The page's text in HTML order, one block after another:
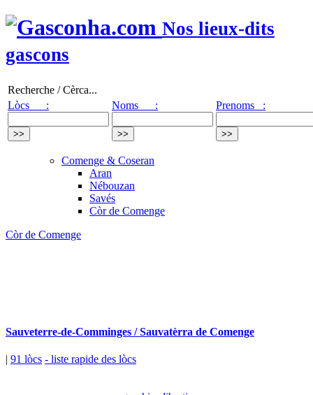
Nos lieux-dits
gascons
Recherche / Cèrca...
Lòcs :
Noms : Prenoms :
Comenge & Coseran
Aran
Nébouzan
Savés
Còr de Comenge
Còr de Comenge
Sauveterre-de-Comminges / Sauvatèrra de Comenge
| 91 lòcs - liste rapide des lòcs